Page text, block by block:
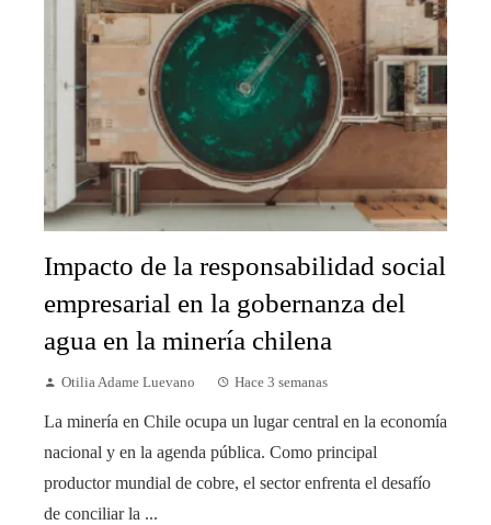
Impacto de la responsabilidad social
empresarial en la gobernanza del
agua en la minería chilena
Otilia Adame Luevano Hace 3 semanas
La minería en Chile ocupa un lugar central en la economía
nacional y en la agenda pública. Como principal
productor mundial de cobre, el sector enfrenta el desafío
de conciliar la ...